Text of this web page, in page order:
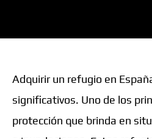
Adquirir un refugio en
significativos. Uno de los
protección que brinda en